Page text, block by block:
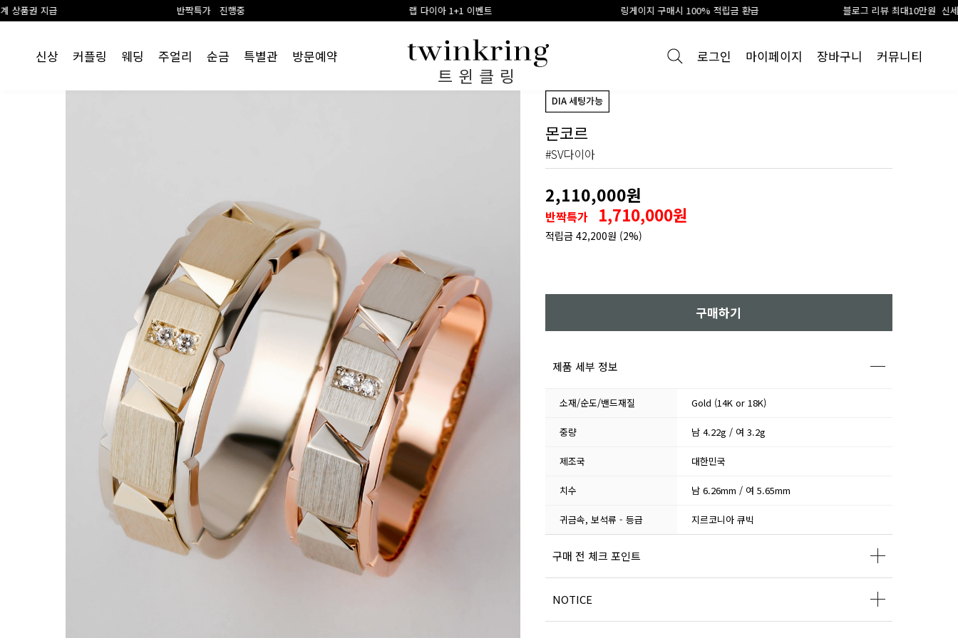
링게이지 구매시 100% 적립금 환급 블로그 리뷰 최대10만원 신세계 상품권 지급
트윈클링
신상 커플링 웨딩 주얼리 순금 특별관 방문예약 로그인 마이페이지 장바구니 커뮤니티
몬코르
#SV다이아
2,110,000원
반짝특가 1,710,000원
적립금 42,200원 (2%)
구매하기
제품 세부 정보
소재/순도/밴드재질 Gold (14K or 18K)
중량 남 4.22g / 여 3.2g
제조국 대한민국
치수 남 6.26mm / 여 5.65mm
귀금속, 보석류 - 등급 지르코니아 큐빅
구매 전 체크 포인트
NOTICE